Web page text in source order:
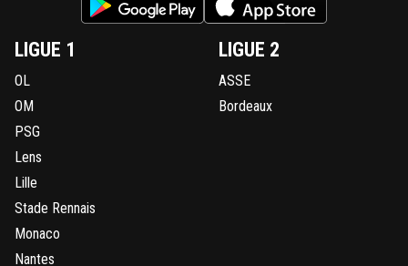
LIGUE 1
OL
OM
PSG
Lens
Lille
Stade Rennais
Monaco
Nantes
LIGUE 2
ASSE
Bordeaux